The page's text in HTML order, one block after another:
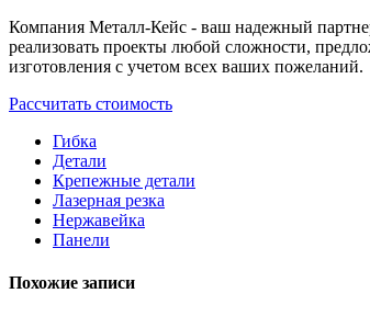
Компания Металл-Кейс - ваш надежный
реализовать проекты любой сложности,
изготовления с учетом всех ваших пожеланий.
Рассчитать стоимость
Гибка
Детали
Крепежные детали
Лазерная резка
Нержавейка
Панели
Похожие записи